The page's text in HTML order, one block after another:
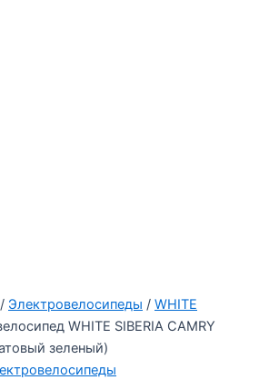
/ Электровелосипеды / WHITE
WHITE SIBERIA CAMRY
зеленый)